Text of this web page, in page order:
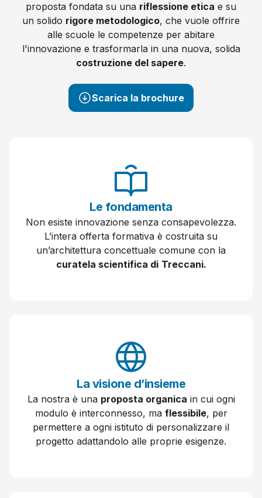
proposta fondata su una riflessione etica e su
un solido rigore metodologico, che vuole offrire
alle scuole le competenze per abitare
l'innovazione e trasformarla in una nuova, solida
costruzione del sapere.
Scarica la brochure
Le fondamenta
Non esiste innovazione senza consapevolezza.
L’intera offerta formativa è costruita su
un’architettura concettuale comune con la
curatela scientifica di Treccani.
La visione d’insieme
La nostra è una proposta organica in cui ogni
modulo è interconnesso, ma flessibile, per
permettere a ogni istituto di personalizzare il
progetto adattandolo alle proprie esigenze.